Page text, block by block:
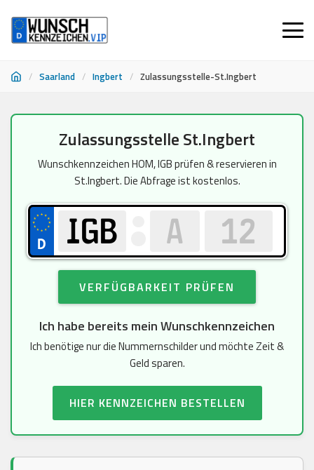
/ Saarland / Ingbert / Zulassungsstelle-St.Ingbert
springen
Zulassungsstelle St.Ingbert
Wunschkennzeichen HOM, IGB prüfen & reservieren in
St.Ingbert. Die Abfrage ist kostenlos.
VERFÜGBARKEIT PRÜFEN
Ich habe bereits mein Wunschkennzeichen
Ich benötige nur die Nummernschilder und möchte Zeit &
Geld sparen.
HIER KENNZEICHEN BESTELLEN